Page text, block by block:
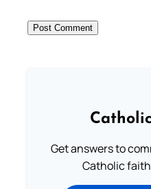
Get answers to
Catholic